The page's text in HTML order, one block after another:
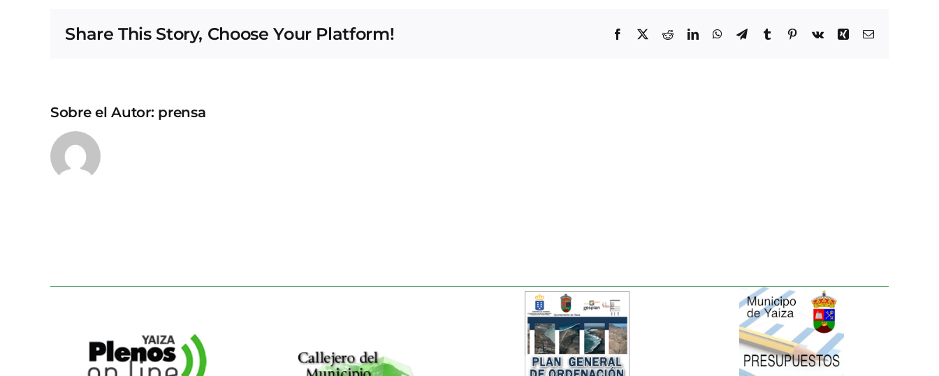
Share This Story, Choose Your Platform! Facebook
X RedditLinkedInWhatsApp
TelegramTumblrPinterest
Vk Xing Correo
Sobre el Autor: prensa